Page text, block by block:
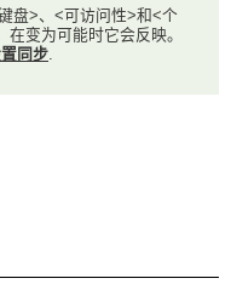
盘>、<可访问性>和<个
变为可能时它会反映。
同步.